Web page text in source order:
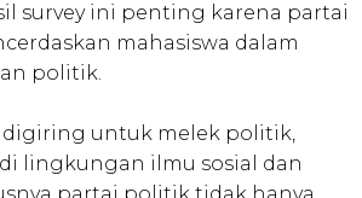
survey ini penting karena partai
mahasiswa dalam
politik.
digiring untuk melek politik,
lingkungan ilmu sosial dan